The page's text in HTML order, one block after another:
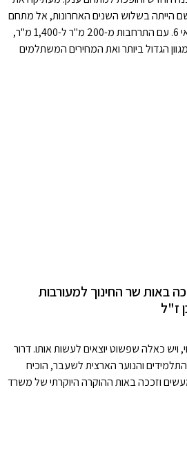
שם הייתה בשלוש השנים האחרונות, אל מתחם
רחב ידיים ברחוב אלכסנדר ינאי 6. עם התרחבות מ-200 מ"ר ל-1,400 מ"ר,
הגדול ביותר ואת המחירים המשתלמים
באות שר החינוך למעורבות
ז"ל
ויש כאלה שפשוט יוצאים לעשות אותו. דרור
והנוער הארצית לשעבר, הוכיח
וזככה באות ההוקרה היוקרתי של משרד